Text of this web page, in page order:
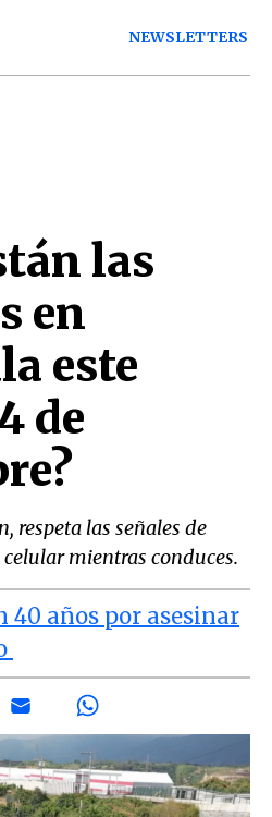
NEWSLETTERS
las
en
este
de
respeta las señales de
mientras conduces.
40 años por asesinar